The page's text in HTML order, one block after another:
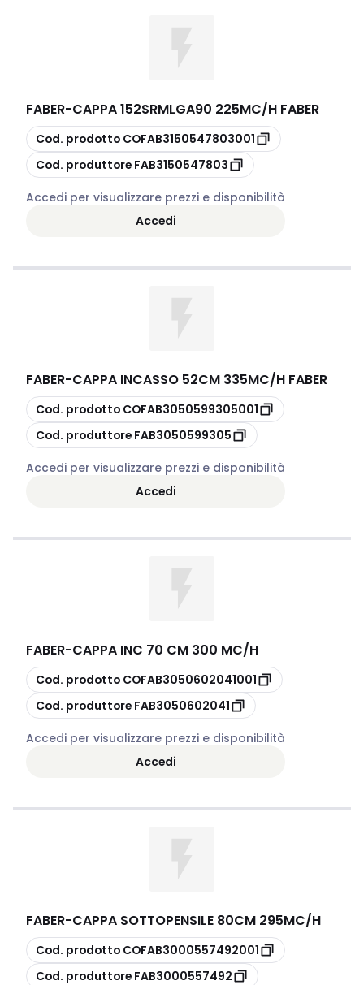
FABER-CAPPA 152SRMLGA90 225MC/H FABER
copia
Cod. prodotto COFAB3150547803001
copia
Cod. produttore FAB3150547803
Accedi per visualizzare prezzi e disponibilità
Accedi
FABER-CAPPA INCASSO 52CM 335MC/H FABER
copia
Cod. prodotto COFAB3050599305001
copia
Cod. produttore FAB3050599305
Accedi per visualizzare prezzi e disponibilità
Accedi
FABER-CAPPA INC 70 CM 300 MC/H
copia
Cod. prodotto COFAB3050602041001
copia
Cod. produttore FAB3050602041
Accedi per visualizzare prezzi e disponibilità
Accedi
FABER-CAPPA SOTTOPENSILE 80CM 295MC/H
copia
Cod. prodotto COFAB3000557492001
copia
Cod. produttore FAB3000557492